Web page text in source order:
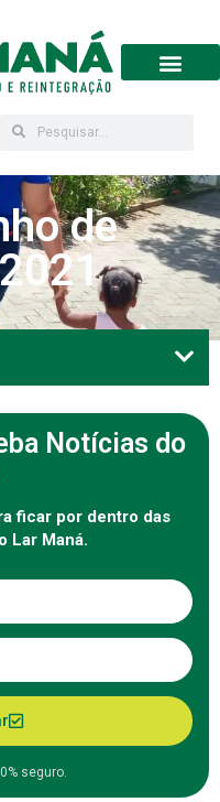
de
Notícias do
ficar por dentro das
Lar Maná.
seguro.